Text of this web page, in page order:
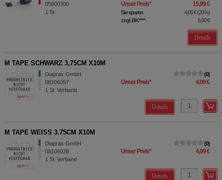
05900300
1 St
Unser Preis* 15,99 €
Sie sparen 4,00 €(20%)
zzgl. BK**** 5,90 €
Details
M TAPE SCHWARZ 3,75CM X10M
Diaprax GmbH
08106057
1 St Verband
0
Unser Preis* 4,09 €
Details
M TAPE WEISS 3.75CM X10M
Diaprax GmbH
08106028
1 St Verband
0
Unser Preis* 4,09 €
Details